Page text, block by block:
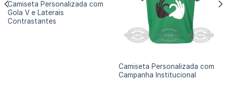
Camiseta Personalizada com
Gola V e Laterais
Contrastantes
Camiseta Personalizada com
Campanha Institucional